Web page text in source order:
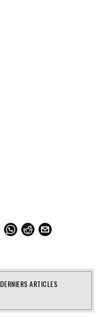
DERNIERS ARTICLES